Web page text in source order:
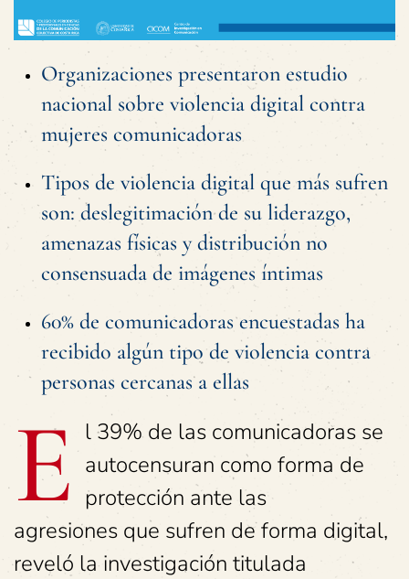
Organizaciones presentaron estudio
nacional sobre violencia digital contra
mujeres comunicadoras
Tipos de violencia digital que más sufren
son: deslegitimación de su liderazgo,
amenazas físicas y distribución no
consensuada de imágenes íntimas
60% de comunicadoras encuestadas ha
recibido algún tipo de violencia contra
personas cercanas a ellas
E l 39% de las comunicadoras se
autocensuran como forma de
protección ante las
agresiones que sufren de forma digital,
reveló la investigación titulada